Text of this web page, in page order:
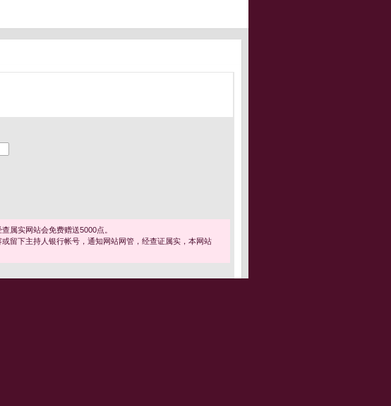
属实网站会免费赠送5000点。
留下主持人银行帐号，通知网站网管，经查证属实，本网站